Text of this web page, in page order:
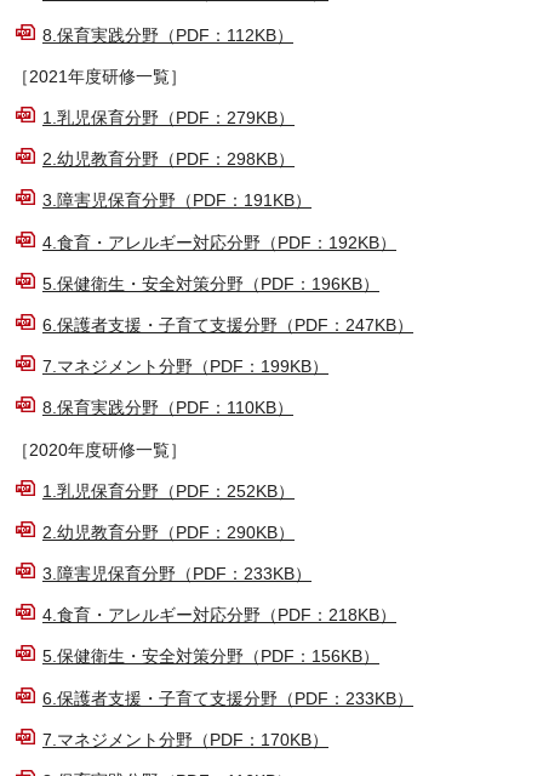
8.保育実践分野（PDF：112KB）
［2021年度研修一覧］
1.乳児保育分野（PDF：279KB）
2.幼児教育分野（PDF：298KB）
3.障害児保育分野（PDF：191KB）
4.食育・アレルギー対応分野（PDF：192KB）
5.保健衛生・安全対策分野（PDF：196KB）
6.保護者支援・子育て支援分野（PDF：247KB）
7.マネジメント分野（PDF：199KB）
8.保育実践分野（PDF：110KB）
［2020年度研修一覧］
1.乳児保育分野（PDF：252KB）
2.幼児教育分野（PDF：290KB）
3.障害児保育分野（PDF：233KB）
4.食育・アレルギー対応分野（PDF：218KB）
5.保健衛生・安全対策分野（PDF：156KB）
6.保護者支援・子育て支援分野（PDF：233KB）
7.マネジメント分野（PDF：170KB）